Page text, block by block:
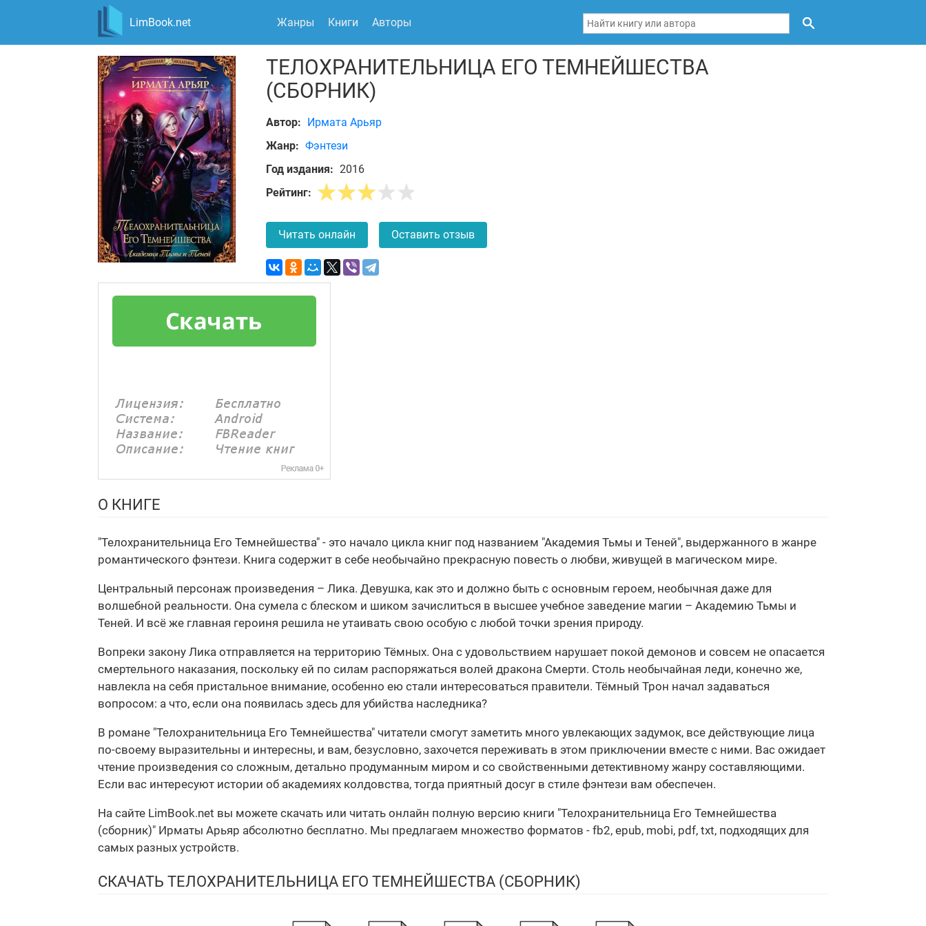
LimBook.net Жанры Книги Авторы
ТЕЛОХРАНИТЕЛЬНИЦА ЕГО ТЕМНЕЙШЕСТВА
(СБОРНИК)
Автор: Ирмата Арьяр
Жанр: Фэнтези
Год издания: 2016
Рейтинг:
Читать онлайн Оставить отзыв
О КНИГЕ
"Телохранительница Его Темнейшества" - это начало цикла книг под названием "Академия Тьмы и Теней", выдержанного в жанре
романтического фэнтези. Книга содержит в себе необычайно прекрасную повесть о любви, живущей в магическом мире.
Центральный персонаж произведения – Лика. Девушка, как это и должно быть с основным героем, необычная даже для
волшебной реальности. Она сумела с блеском и шиком зачислиться в высшее учебное заведение магии – Академию Тьмы и
Теней. И всё же главная героиня решила не утаивать свою особую с любой точки зрения природу.
Вопреки закону Лика отправляется на территорию Тёмных. Она с удовольствием нарушает покой демонов и совсем не опасается
смертельного наказания, поскольку ей по силам распоряжаться волей дракона Смерти. Столь необычайная леди, конечно же,
навлекла на себя пристальное внимание, особенно ею стали интересоваться правители. Тёмный Трон начал задаваться
вопросом: а что, если она появилась здесь для убийства наследника?
В романе "Телохранительница Его Темнейшества" читатели смогут заметить много увлекающих задумок, все действующие лица
по-своему выразительны и интересны, и вам, безусловно, захочется переживать в этом приключении вместе с ними. Вас ожидает
чтение произведения со сложным, детально продуманным миром и со свойственными детективному жанру составляющими.
Если вас интересуют истории об академиях колдовства, тогда приятный досуг в стиле фэнтези вам обеспечен.
На сайте LimBook.net вы можете скачать или читать онлайн полную версию книги "Телохранительница Его Темнейшества
(сборник)" Ирматы Арьяр абсолютно бесплатно. Мы предлагаем множество форматов - fb2, epub, mobi, pdf, txt, подходящих для
самых разных устройств.
СКАЧАТЬ ТЕЛОХРАНИТЕЛЬНИЦА ЕГО ТЕМНЕЙШЕСТВА (СБОРНИК)